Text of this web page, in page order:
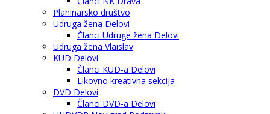
Planinarsko društvo
Udruga žena Delovi
Članci Udruge žena Delovi
Udruga žena Vlaislav
KUD Delovi
Članci KUD-a Delovi
Likovno kreativna sekcija
DVD Delovi
Članci DVD-a Delovi